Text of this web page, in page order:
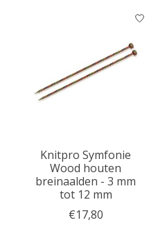
Knitpro Symfonie
Wood houten
breinaalden - 3 mm
tot 12 mm
€17,80